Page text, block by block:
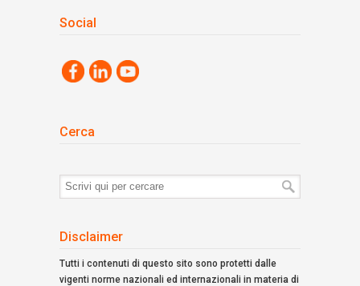
Social
Cerca
Termini
ricerca:
Disclaimer
Tutti i contenuti di questo sito sono protetti dalle
vigenti norme nazionali ed internazionali in materia di